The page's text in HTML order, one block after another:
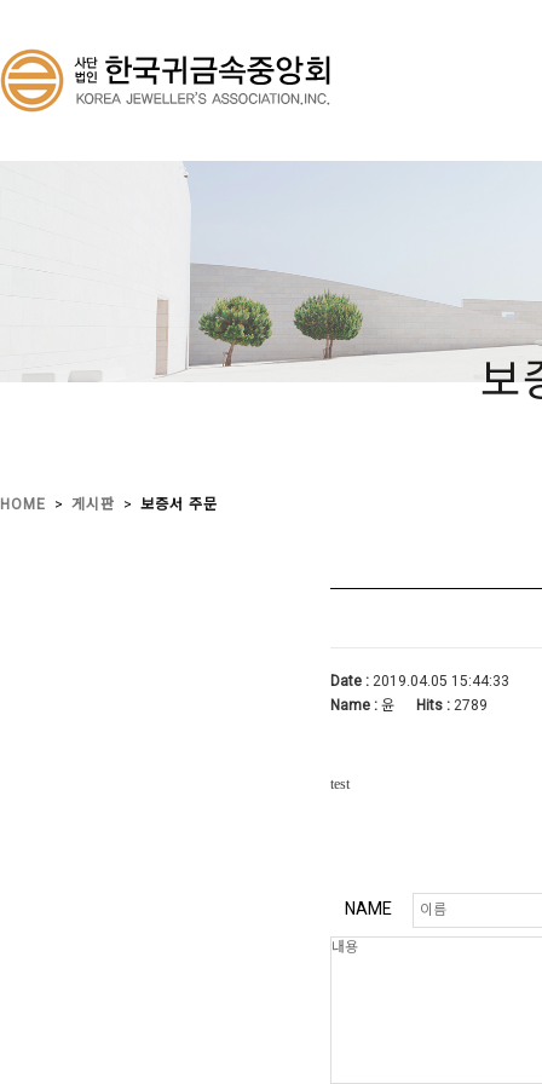
보
HOME > 게시판 > 보증서 주문
Date :2019.04.05 15:44:33
Name :윤 Hits :2789
test
NAME